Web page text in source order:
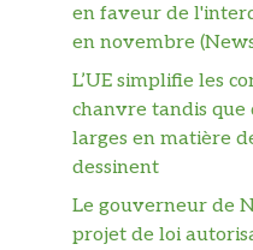
en faveur de
en novembre
L’UE simplifie les
chanvre tandis que
larges en matière
dessinent
Le gouverneur de
projet de loi